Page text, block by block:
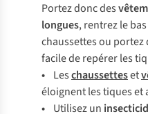
Portez donc des
longues, rentrez le
chaussettes ou portez
facile de repérer les
• Leschaussetteset
éloignent les tiques et
• Utilisez un